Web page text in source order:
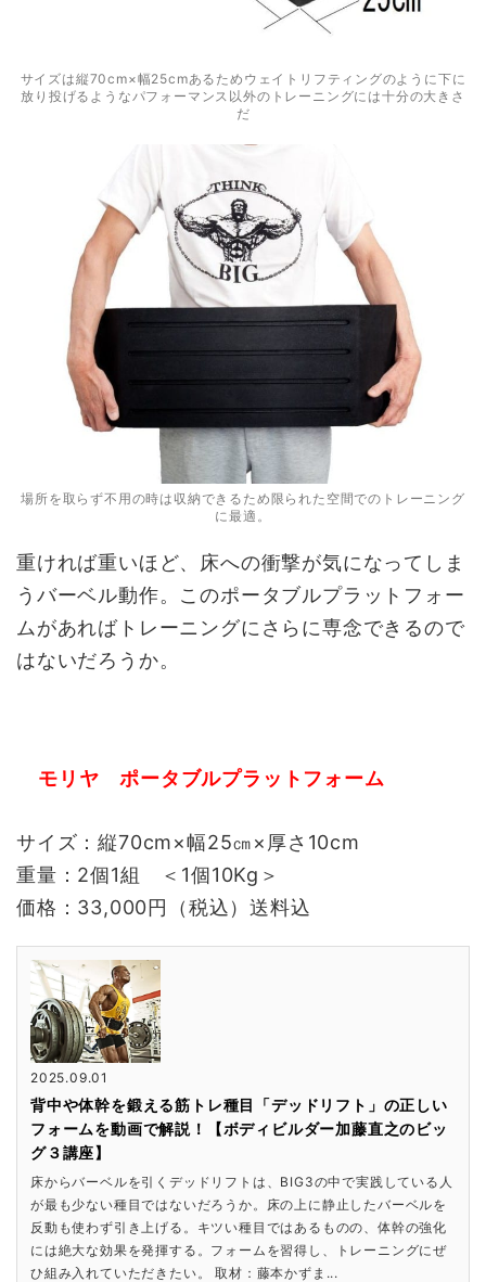
サイズは縦70cm×幅25cmあるためウェイトリフティングのように下に
放り投げるようなパフォーマンス以外のトレーニングには十分の大きさ
だ
場所を取らず不用の時は収納できるため限られた空間でのトレーニング
に最適。
重ければ重いほど、床への衝撃が気になってしま
うバーベル動作。このポータブルプラットフォー
ムがあればトレーニングにさらに専念できるので
はないだろうか。
モリヤ ポータブルプラットフォーム
サイズ：縦70cm×幅25㎝×厚さ10cm
重量：2個1組 ＜1個10Kg＞
価格：33,000円（税込）送料込
2025.09.01
背中や体幹を鍛える筋トレ種目「デッドリフト」の正しい
フォームを動画で解説！【ボディビルダー加藤直之のビッ
グ３講座】
床からバーベルを引くデッドリフトは、BIG3の中で実践している人
が最も少ない種目ではないだろうか。床の上に静止したバーベルを
反動も使わず引き上げる。キツい種目ではあるものの、体幹の強化
には絶大な効果を発揮する。フォームを習得し、トレーニングにぜ
ひ組み入れていただきたい。 取材：藤本かずま...